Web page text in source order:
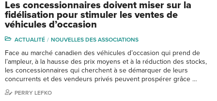
Les concessionnaires doivent miser sur la
fidélisation pour stimuler les ventes de
véhicules d’occasion
ACTUALITÉ NOUVELLES DES ASSOCIATIONS
Face au marché canadien des véhicules d’occasion qui prend de
l’ampleur, à la hausse des prix moyens et à la réduction des stocks,
les concessionnaires qui cherchent à se démarquer de leurs
concurrents et des vendeurs privés peuvent prospérer grâce …
PERRY LEFKO